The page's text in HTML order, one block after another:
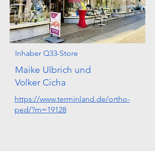
Inhaber Q33-Store
Maike Ulbrich und
Volker Cicha
https://www.terminland.de/ortho-
ped/?m=19128